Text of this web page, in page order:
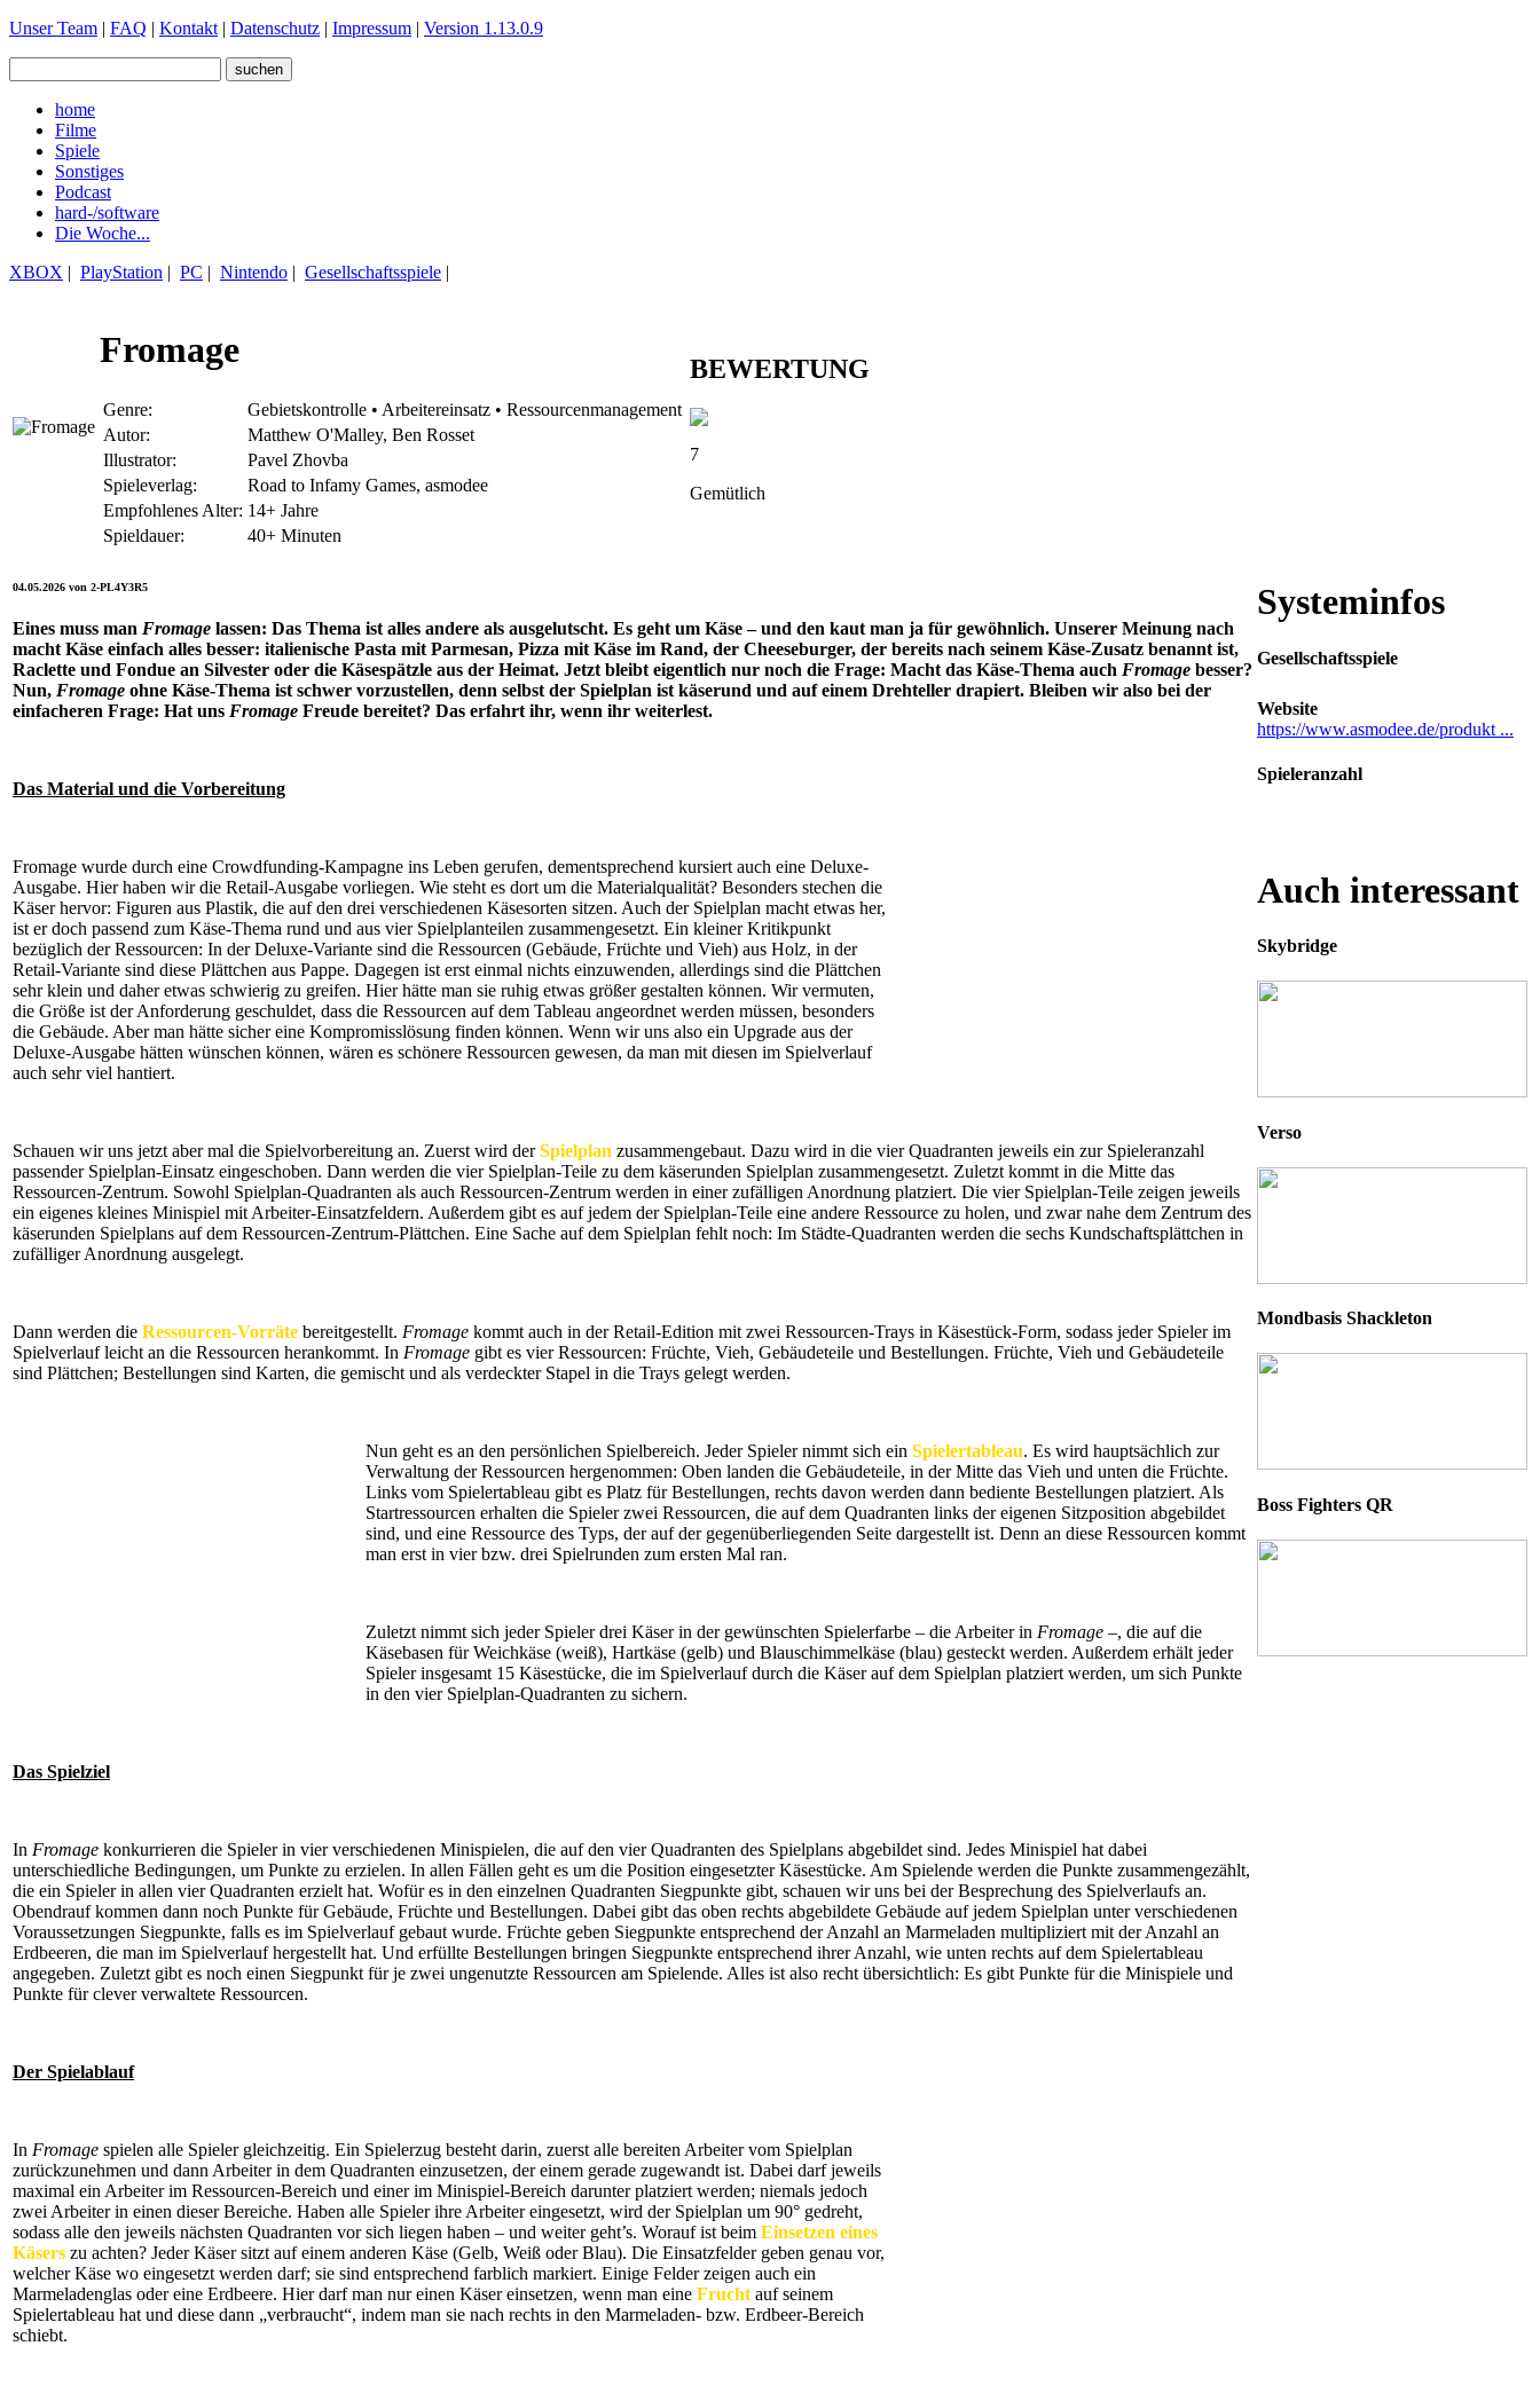
Unser Team | FAQ | Kontakt | Datenschutz | Impressum | Version 1.13.0.9
home
Filme
Spiele
Sonstiges
Podcast
hard-/software
Die Woche...
XBOX | PlayStation | PC | Nintendo | Gesellschaftsspiele |
Fromage
Genre:
Gebietskontrolle • Arbeitereinsatz • Ressourcenmanagement
Autor:
Matthew O'Malley, Ben Rosset
Illustrator:
Pavel Zhovba
Spieleverlag:
Road to Infamy Games, asmodee
Empfohlenes Alter: 14+ Jahre
Spieldauer:
40+ Minuten
BEWERTUNG
7
Gemütlich
04.05.2026 von 2-PL4Y3R5
Eines muss man Fromage lassen: Das Thema ist alles andere als ausgelutscht. Es geht um Käse – und den kaut man ja für gewöhnlich. Unserer Meinung nach
macht Käse einfach alles besser: italienische Pasta mit Parmesan, Pizza mit Käse im Rand, der Cheeseburger, der bereits nach seinem Käse-Zusatz benannt ist,
Raclette und Fondue an Silvester oder die Käsespätzle aus der Heimat. Jetzt bleibt eigentlich nur noch die Frage: Macht das Käse-Thema auch Fromage besser?
Nun, Fromage ohne Käse-Thema ist schwer vorzustellen, denn selbst der Spielplan ist käserund und auf einem Drehteller drapiert. Bleiben wir also bei der
einfacheren Frage: Hat uns Fromage Freude bereitet? Das erfahrt ihr, wenn ihr weiterlest.
Das Material und die Vorbereitung
Fromage wurde durch eine Crowdfunding-Kampagne ins Leben gerufen, dementsprechend kursiert auch eine Deluxe-
Ausgabe. Hier haben wir die Retail-Ausgabe vorliegen. Wie steht es dort um die Materialqualität? Besonders stechen die
Käser hervor: Figuren aus Plastik, die auf den drei verschiedenen Käsesorten sitzen. Auch der Spielplan macht etwas her,
ist er doch passend zum Käse-Thema rund und aus vier Spielplanteilen zusammengesetzt. Ein kleiner Kritikpunkt
bezüglich der Ressourcen: In der Deluxe-Variante sind die Ressourcen (Gebäude, Früchte und Vieh) aus Holz, in der
Retail-Variante sind diese Plättchen aus Pappe. Dagegen ist erst einmal nichts einzuwenden, allerdings sind die Plättchen
sehr klein und daher etwas schwierig zu greifen. Hier hätte man sie ruhig etwas größer gestalten können. Wir vermuten,
die Größe ist der Anforderung geschuldet, dass die Ressourcen auf dem Tableau angeordnet werden müssen, besonders
die Gebäude. Aber man hätte sicher eine Kompromisslösung finden können. Wenn wir uns also ein Upgrade aus der
Deluxe-Ausgabe hätten wünschen können, wären es schönere Ressourcen gewesen, da man mit diesen im Spielverlauf
auch sehr viel hantiert.
Schauen wir uns jetzt aber mal die Spielvorbereitung an. Zuerst wird derSpielplan zusammengebaut. Dazu wird in die vier Quadranten jeweils ein zur Spieleranzahl
passender Spielplan-Einsatz eingeschoben. Dann werden die vier Spielplan-Teile zu dem käserunden Spielplan zusammengesetzt. Zuletzt kommt in die Mitte das
Ressourcen-Zentrum. Sowohl Spielplan-Quadranten als auch Ressourcen-Zentrum werden in einer zufälligen Anordnung platziert. Die vier Spielplan-Teile zeigen jeweils
ein eigenes kleines Minispiel mit Arbeiter-Einsatzfeldern. Außerdem gibt es auf jedem der Spielplan-Teile eine andere Ressource zu holen, und zwar nahe dem Zentrum des
käserunden Spielplans auf dem Ressourcen-Zentrum-Plättchen. Eine Sache auf dem Spielplan fehlt noch: Im Städte-Quadranten werden die sechs Kundschaftsplättchen in
zufälliger Anordnung ausgelegt.
Dann werden die Ressourcen-Vorräte bereitgestellt. Fromage kommt auch in der Retail-Edition mit zwei Ressourcen-Trays in Käsestück-Form, sodass jeder Spieler im
Spielverlauf leicht an die Ressourcen herankommt. In Fromage gibt es vier Ressourcen: Früchte, Vieh, Gebäudeteile und Bestellungen. Früchte, Vieh und Gebäudeteile
sind Plättchen; Bestellungen sind Karten, die gemischt und als verdeckter Stapel in die Trays gelegt werden.
Nun geht es an den persönlichen Spielbereich. Jeder Spieler nimmt sich ein Spielertableau. Es wird hauptsächlich zur
Verwaltung der Ressourcen hergenommen: Oben landen die Gebäudeteile, in der Mitte das Vieh und unten die Früchte.
Links vom Spielertableau gibt es Platz für Bestellungen, rechts davon werden dann bediente Bestellungen platziert. Als
Startressourcen erhalten die Spieler zwei Ressourcen, die auf dem Quadranten links der eigenen Sitzposition abgebildet
sind, und eine Ressource des Typs, der auf der gegenüberliegenden Seite dargestellt ist. Denn an diese Ressourcen kommt
man erst in vier bzw. drei Spielrunden zum ersten Mal ran.
Zuletzt nimmt sich jeder Spieler drei Käser in der gewünschten Spielerfarbe – die Arbeiter in Fromage –, die auf die
Käsebasen für Weichkäse (weiß), Hartkäse (gelb) und Blauschimmelkäse (blau) gesteckt werden. Außerdem erhält jeder
Spieler insgesamt 15 Käsestücke, die im Spielverlauf durch die Käser auf dem Spielplan platziert werden, um sich Punkte
in den vier Spielplan-Quadranten zu sichern.
Das Spielziel
In Fromage konkurrieren die Spieler in vier verschiedenen Minispielen, die auf den vier Quadranten des Spielplans abgebildet sind. Jedes Minispiel hat dabei
unterschiedliche Bedingungen, um Punkte zu erzielen. In allen Fällen geht es um die Position eingesetzter Käsestücke. Am Spielende werden die Punkte zusammengezählt,
die ein Spieler in allen vier Quadranten erzielt hat. Wofür es in den einzelnen Quadranten Siegpunkte gibt, schauen wir uns bei der Besprechung des Spielverlaufs an.
Obendrauf kommen dann noch Punkte für Gebäude, Früchte und Bestellungen. Dabei gibt das oben rechts abgebildete Gebäude auf jedem Spielplan unter verschiedenen
Voraussetzungen Siegpunkte, falls es im Spielverlauf gebaut wurde. Früchte geben Siegpunkte entsprechend der Anzahl an Marmeladen multipliziert mit der Anzahl an
Erdbeeren, die man im Spielverlauf hergestellt hat. Und erfüllte Bestellungen bringen Siegpunkte entsprechend ihrer Anzahl, wie unten rechts auf dem Spielertableau
angegeben. Zuletzt gibt es noch einen Siegpunkt für je zwei ungenutzte Ressourcen am Spielende. Alles ist also recht übersichtlich: Es gibt Punkte für die Minispiele und
Punkte für clever verwaltete Ressourcen.
Der Spielablauf
In Fromage spielen alle Spieler gleichzeitig. Ein Spielerzug besteht darin, zuerst alle bereiten Arbeiter vom Spielplan
zurückzunehmen und dann Arbeiter in dem Quadranten einzusetzen, der einem gerade zugewandt ist. Dabei darf jeweils
maximal ein Arbeiter im Ressourcen-Bereich und einer im Minispiel-Bereich darunter platziert werden; niemals jedoch
zwei Arbeiter in einen dieser Bereiche. Haben alle Spieler ihre Arbeiter eingesetzt, wird der Spielplan um 90° gedreht,
sodass alle den jeweils nächsten Quadranten vor sich liegen haben – und weiter geht’s. Worauf ist beim Einsetzen eines
Käsers zu achten? Jeder Käser sitzt auf einem anderen Käse (Gelb, Weiß oder Blau). Die Einsatzfelder geben genau vor,
welcher Käse wo eingesetzt werden darf; sie sind entsprechend farblich markiert. Einige Felder zeigen auch ein
Marmeladenglas oder eine Erdbeere. Hier darf man nur einen Käser einsetzen, wenn man eine Frucht auf seinem
Spielertableau hat und diese dann „verbraucht“, indem man sie nach rechts in den Marmeladen- bzw. Erdbeer-Bereich
schiebt.
Systeminfos
Gesellschaftsspiele
Website
https://www.asmodee.de/produkt ...
Spieleranzahl
Auch interessant
Skybridge
Verso
Mondbasis Shackleton
Boss Fighters QR